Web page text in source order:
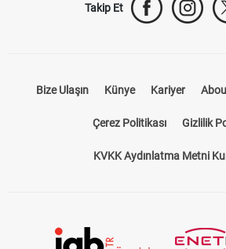
Takip Et
Bize Ulaşın Künye Kariyer
Çerez Politikası Gizlilik
KVKK Aydınlatma Metni